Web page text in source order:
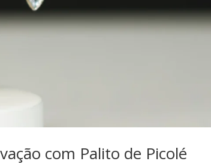
com Palito de Picolé